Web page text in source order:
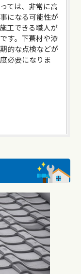
ては、非常に高
になる可能性が
工できる職人が
す。下葺材や漆
的な点検などが
必要になりま